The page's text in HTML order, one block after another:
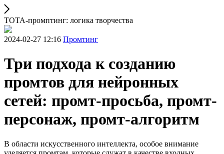
ТОТА-промптинг: логика творчества
2024-02-27 12:16 Промтинг
Три подхода к созданию
промтов для нейронных
сетей: промт-просьба, промт-
персонаж, промт-алгоритм
В области искусственного интеллекта, особое внимание